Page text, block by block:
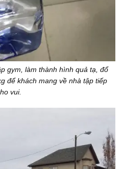
gym, làm thành hình quả tạ, đổ
để khách mang về nhà tập tiếp
vui.